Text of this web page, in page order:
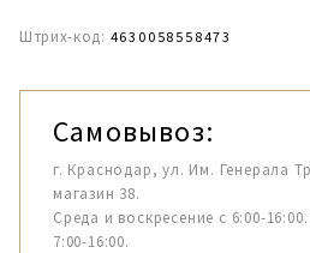
Штрих-код: 4630058558473
Самовывоз:
г. Краснодар, ул. Им. Генерала
магазин 38.
Среда и воскресение с 6:00-
7:00-16:00.